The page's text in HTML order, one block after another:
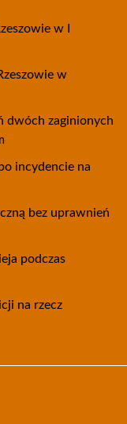
w I
w
dwóch zaginionych
incydencie na
bez uprawnień
podczas
na rzecz